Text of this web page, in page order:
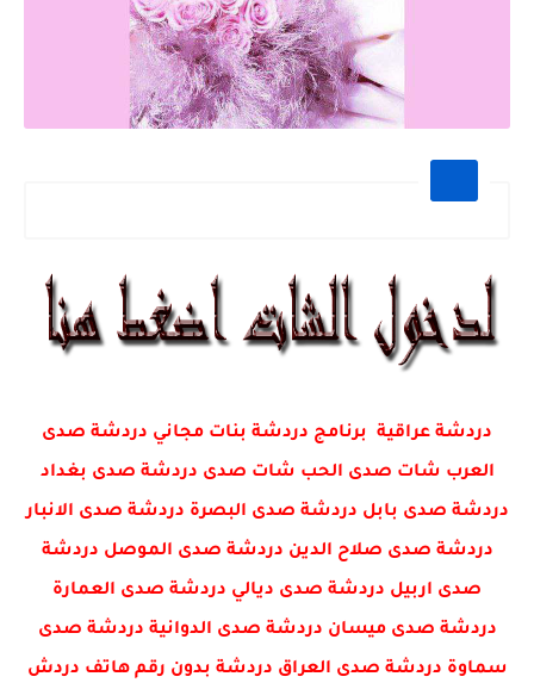
دردشة عراقية برنامج دردشة بنات مجاني دردشة صدى
العرب شات صدى الحب شات صدى دردشة صدى بغداد
دردشة صدى بابل دردشة صدى البصرة دردشة صدى الانبار
دردشة صدى صلاح الدين دردشة صدى الموصل دردشة
صدى اربيل دردشة صدى ديالي دردشة صدى العمارة
دردشة صدى ميسان دردشة صدى الدوانية دردشة صدى
سماوة دردشة صدى العراق دردشة بدون رقم هاتف دردش